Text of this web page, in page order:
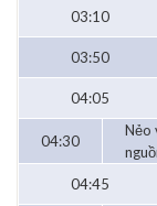
03:10
03:50
04:05
04:30
Nẻo
04:45